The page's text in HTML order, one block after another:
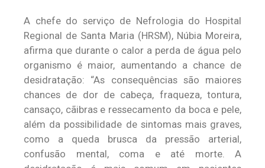
A chefe do serviço de Nefrologia do Hospital
Regional de Santa Maria (HRSM), Núbia Moreira,
afirma que durante o calor a perda de água pelo
organismo é maior, aumentando a chance de
desidratação: “As consequências são maiores
chances de dor de cabeça, fraqueza, tontura,
cansaço, cãibras e ressecamento da boca e pele,
além da possibilidade de sintomas mais graves,
como a queda brusca da pressão arterial,
confusão mental, coma e até morte. A